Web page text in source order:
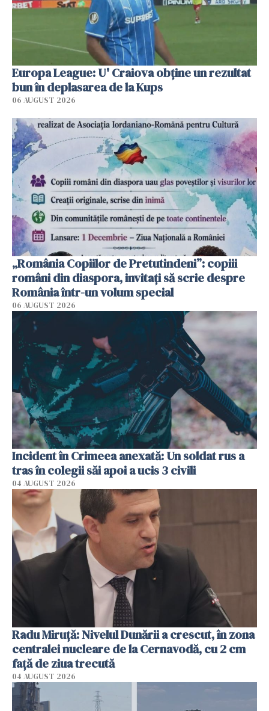
Europa League: U' Craiova obține un rezultat
bun în deplasarea de la Kups
06 AUGUST 2026
„România Copiilor de Pretutindeni”: copiii
români din diaspora, invitați să scrie despre
România într-un volum special
06 AUGUST 2026
Incident în Crimeea anexată: Un soldat rus a
tras în colegii săi apoi a ucis 3 civili
04 AUGUST 2026
Radu Miruţă: Nivelul Dunării a crescut, în zona
centralei nucleare de la Cernavodă, cu 2 cm
faţă de ziua trecută
04 AUGUST 2026